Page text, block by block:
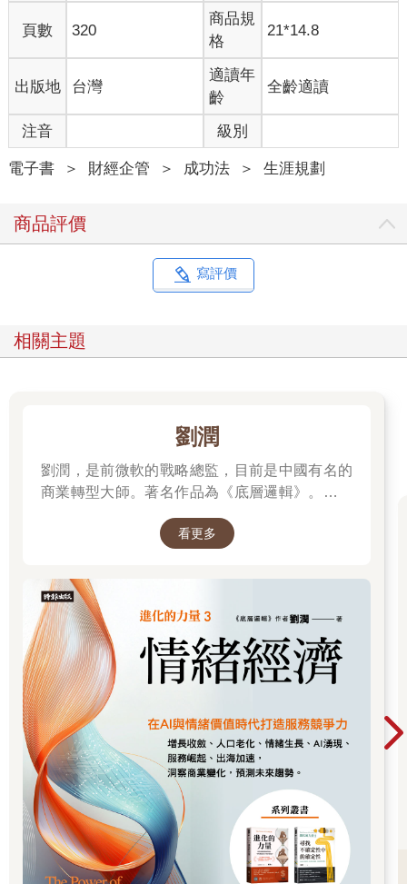
頁數 320
商品規
格
21*14.8
出版地 台灣
適讀年
齡
全齡適讀
注音 級別
電子書 ＞ 財經企管 ＞ 成功法 ＞ 生涯規劃
商品評價
寫評價
相關主題
劉潤
劉潤，是前微軟的戰略總監，目前是中國有名的
商業轉型大師。著名作品為《底層邏輯》。唯有
的世界中，認清所有真相！
看更多